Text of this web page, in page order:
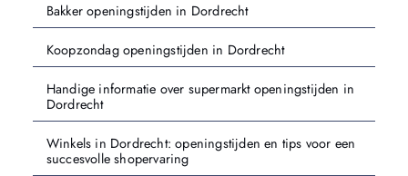
Bakker openingstijden in Dordrecht
Koopzondag openingstijden in Dordrecht
Handige informatie over supermarkt openingstijden in
Dordrecht
Winkels in Dordrecht: openingstijden en tips voor een
succesvolle shopervaring